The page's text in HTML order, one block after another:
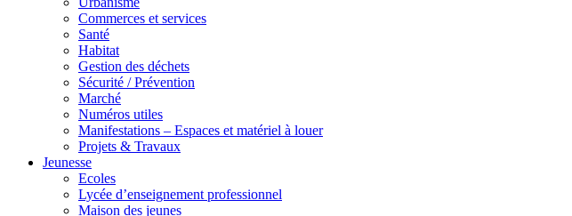
Commerces et services
Santé
Habitat
Gestion des déchets
Sécurité / Prévention
Marché
Numéros utiles
Manifestations – Espaces et matériel à louer
Projets & Travaux
Jeunesse
Ecoles
Lycée d’enseignement professionnel
Maison des jeunes